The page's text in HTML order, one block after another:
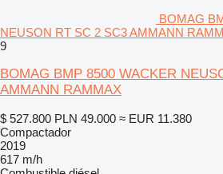
BOMAG
NEUSON RT SC 2 SC3 AMMANN
9
BOMAG BMP 8500 WACKER
AMMANN RAMMAX
$ 527.800 PLN 49.000 ≈ EUR 11.380
Compactador
2019
617 m/h